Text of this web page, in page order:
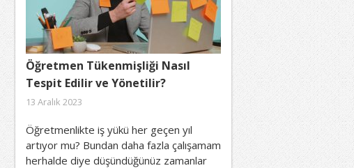
Öğretmen Tükenmişliği Nasıl
Tespit Edilir ve Yönetilir?
13 Aralık 2023
Öğretmenlikte iş yükü her geçen yıl
artıyor mu? Bundan daha fazla çalışamam
herhalde diye düşündüğünüz zamanlar